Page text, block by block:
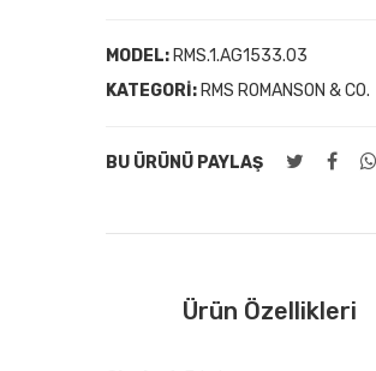
MODEL: RMS.1.AG1533.03
KATEGORI: RMS ROMANSON & CO.
BU ÜRÜNÜ PAYLAŞ
Ürün Özellikleri